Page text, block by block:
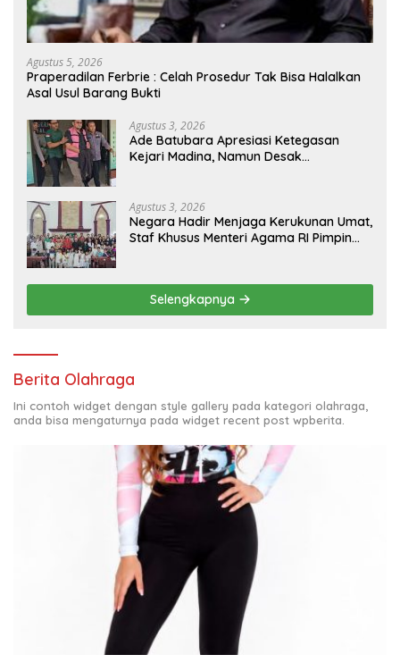
Agustus 5, 2026
Praperadilan Ferbrie : Celah Prosedur Tak Bisa Halalkan
Asal Usul Barang Bukti
Agustus 3, 2026
Ade Batubara Apresiasi Ketegasan
Kejari Madina, Namun Desak
Terlibat Kasus Smart Village
Agustus 3, 2026
Negara Hadir Menjaga Kerukunan Umat,
Staf Khusus Menteri Agama RI Pimpin
Selengkapnya
Berita Olahraga
Ini contoh widget dengan style gallery pada kategori olahraga,
anda bisa mengaturnya pada widget recent post wpberita.